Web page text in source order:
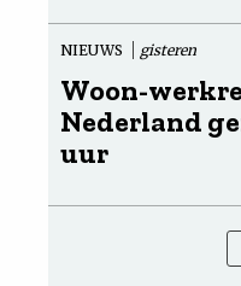
NIEUWS gisteren
Woon-
Nederland
uur